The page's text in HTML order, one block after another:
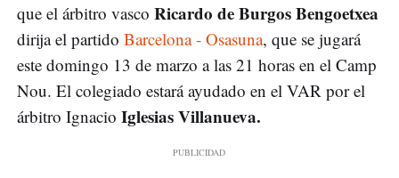
que el árbitro vasco Ricardo de Burgos Bengoetxea
dirija el partido Barcelona - Osasuna, que se jugará
este domingo 13 de marzo a las 21 horas en el Camp
Nou. El colegiado estará ayudado en el VAR por el
árbitro Ignacio Iglesias Villanueva.